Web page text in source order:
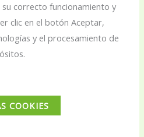
correcto funcionamiento y
clic en el botón Aceptar,
y el procesamiento de
COOKIES